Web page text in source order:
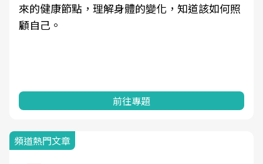
來的健康節點，理解身體的變化，知道該如何照
顧自己。
前往專題
頻道熱門文章